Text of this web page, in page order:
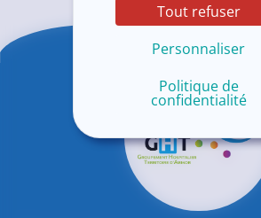
Tout refuser
Personnaliser
Politique de
confidentialité